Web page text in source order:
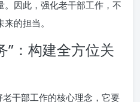
因此，强化老干部工作，不
的担当。
”：构建全方位关
老干部工作的核心理念，它要